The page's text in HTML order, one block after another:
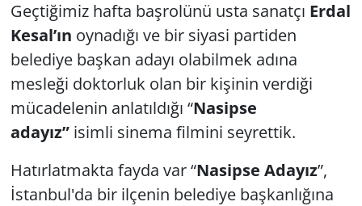
Geçtiğimiz hafta başrolünü usta sanatçı Erdal
Kesal’ın oynadığı ve bir siyasi partiden
belediye başkan adayı olabilmek adına
mesleği doktorluk olan bir kişinin verdiği
mücadelenin anlatıldığı “Nasipse
adayız”isimli sinema filmini seyrettik.
Hatırlatmakta fayda var “Nasipse Adayız”,
İstanbul'da bir ilçenin belediye başkanlığına
GÜNDEM
HABERDE İNSAN
KÜLTÜR SANAT
POLİTİKA